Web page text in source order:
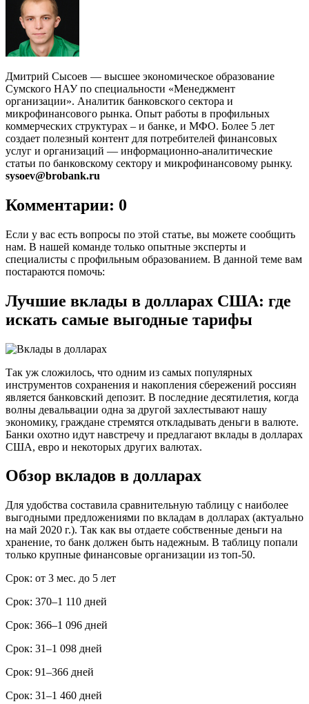
Дмитрий Сысоев — высшее экономическое образование
Сумского НАУ по специальности «Менеджмент
организации». Аналитик банковского сектора и
микрофинансового рынка. Опыт работы в профильных
коммерческих структурах – и банке, и МФО. Более 5 лет
создает полезный контент для потребителей финансовых
услуг и организаций — информационно-аналитические
статьи по банковскому сектору и микрофинансовому рынку.
sysoev@brobank.ru
Комментарии: 0
Если у вас есть вопросы по этой статье, вы можете сообщить
нам. В нашей команде только опытные эксперты и
специалисты с профильным образованием. В данной теме вам
постараются помочь:
Лучшие вклады в долларах США: где
искать самые выгодные тарифы
Так уж сложилось, что одним из самых популярных
инструментов сохранения и накопления сбережений россиян
является банковский депозит. В последние десятилетия, когда
волны девальвации одна за другой захлестывают нашу
экономику, граждане стремятся откладывать деньги в валюте.
Банки охотно идут навстречу и предлагают вклады в долларах
США, евро и некоторых других валютах.
Обзор вкладов в долларах
Для удобства составила сравнительную таблицу с наиболее
выгодными предложениями по вкладам в долларах (актуально
на май 2020 г.). Так как вы отдаете собственные деньги на
хранение, то банк должен быть надежным. В таблицу попали
только крупные финансовые организации из топ-50.
Срок: от 3 мес. до 5 лет
Срок: 370–1 110 дней
Срок: 366–1 096 дней
Срок: 31–1 098 дней
Срок: 91–366 дней
Срок: 31–1 460 дней